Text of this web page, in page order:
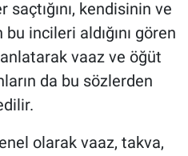
saçtığını, kendisinin ve
incileri aldığını gören
vaaz ve öğüt
da bu sözlerden
olarak vaaz, takva,